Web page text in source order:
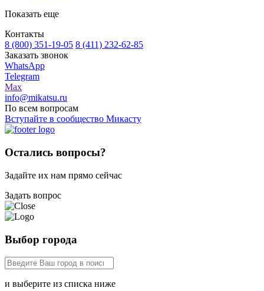
Показать еще
Контакты
8 (800) 351-19-05 8 (411) 232-62-85
Заказать звонок
WhatsApp
Telegram
Max
info@mikatsu.ru
По всем вопросам
Вступайте в сообщество Микасту
Остались вопросы?
Задайте их нам прямо сейчас
Задать вопрос
Выбор города
и выберите из списка ниже